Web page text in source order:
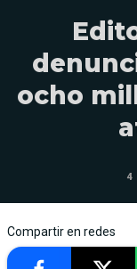
ocho
4
Compartir en redes